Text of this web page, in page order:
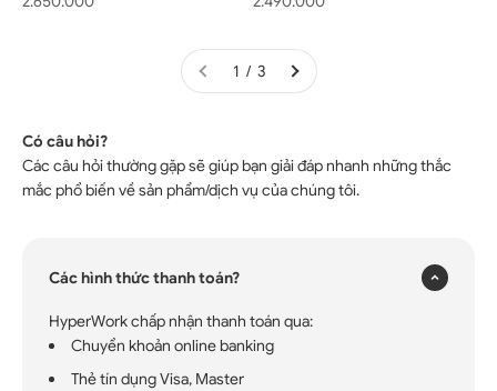
1 / 3
Có câu hỏi?
Các câu hỏi thường gặp sẽ giúp bạn giải đáp nhanh những thắc
mắc phổ biến về sản phẩm/dịch vụ của chúng tôi.
Các hình thức thanh toán?
HyperWork chấp nhận thanh toán qua:
Chuyển khoản online banking
Thẻ tín dụng Visa, Master